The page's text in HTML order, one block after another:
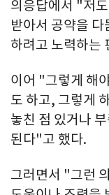
의응답에서 "저
받아서 공약을
하려고 노력하는
이어 "그렇게 해
도 하고, 그렇게
놓친 점 있거나
된다"고 했다.
그러면서 "그런